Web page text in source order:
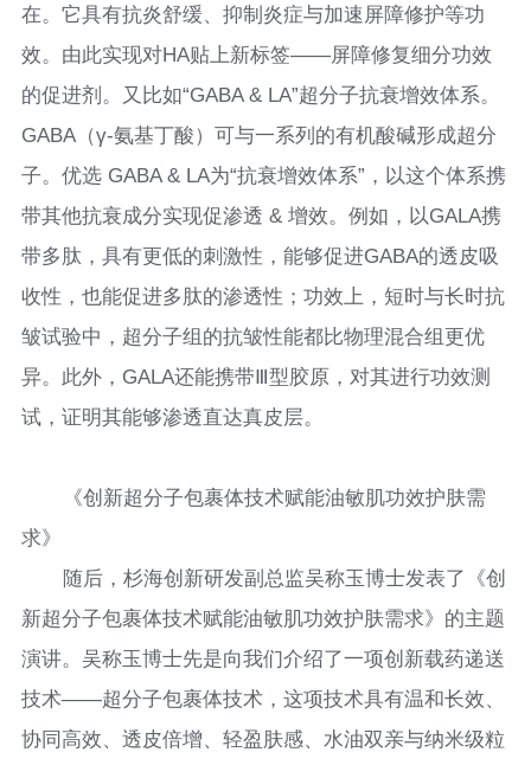
在。它具有抗炎舒缓、抑制炎症与加速屏障修护等功
效。由此实现对HA贴上新标签——屏障修复细分功效
的促进剂。又比如“GABA & LA”超分子抗衰增效体系。
GABA（γ-氨基丁酸）可与一系列的有机酸碱形成超分
子。优选 GABA & LA为“抗衰增效体系”，以这个体系携
带其他抗衰成分实现促渗透 & 增效。例如，以GALA携
带多肽，具有更低的刺激性，能够促进GABA的透皮吸
收性，也能促进多肽的渗透性；功效上，短时与长时抗
皱试验中，超分子组的抗皱性能都比物理混合组更优
异。此外，GALA还能携带Ⅲ型胶原，对其进行功效测
试，证明其能够渗透直达真皮层。
《创新超分子包裹体技术赋能油敏肌功效护肤需
求》
随后，杉海创新研发副总监吴称玉博士发表了《创
新超分子包裹体技术赋能油敏肌功效护肤需求》的主题
演讲。吴称玉博士先是向我们介绍了一项创新载药递送
技术——超分子包裹体技术，这项技术具有温和长效、
协同高效、透皮倍增、轻盈肤感、水油双亲与纳米级粒